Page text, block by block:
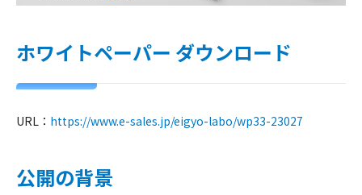
ホワイトペーパー ダウンロード
URL： https://www.e-sales.jp/eigyo-labo/wp33-23027
公開の背景